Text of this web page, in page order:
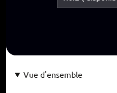
Vue d'ensemble